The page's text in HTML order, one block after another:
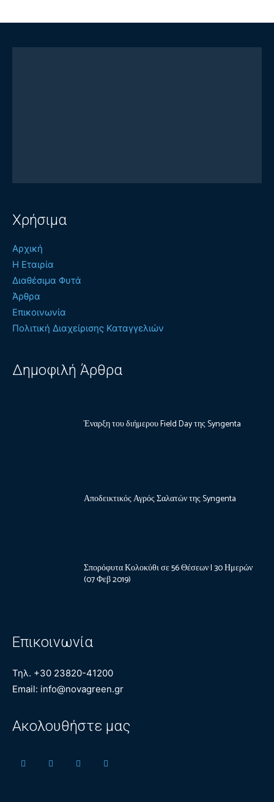
Χρήσιμα
Αρχική
Η Εταιρία
Διαθέσιμα Φυτά
Άρθρα
Επικοινωνία
Πολιτική Διαχείρισης Καταγγελιών
Δημοφιλή Άρθρα
Έναρξη του διήμερου Field Day της Syngenta
Αποδεικτικός Αγρός Σαλατών της Syngenta
Σπορόφυτα Κολοκύθι σε 56 Θέσεων | 30 Ημερών
(07 Φεβ 2019)
Επικοινωνία
Τηλ. +30 23820-41200
Email: info@novagreen.gr
Ακολουθήστε μας